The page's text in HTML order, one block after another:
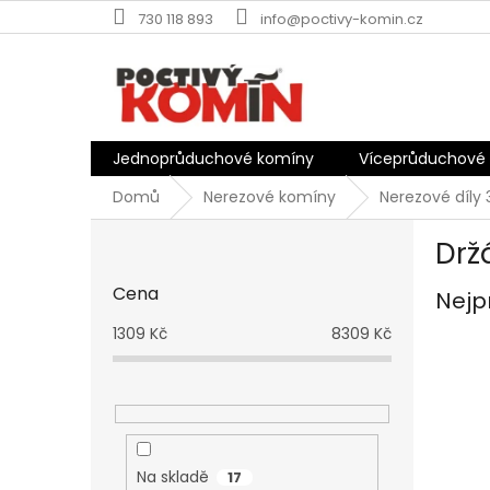
na
730 118 893 info@poctivy-komin.cz
Jednoprůduchové komíny
Domů
Nerezové komíny Nerezové díly
Cena
1309 Kč 8309 Kč
Na skladě 17